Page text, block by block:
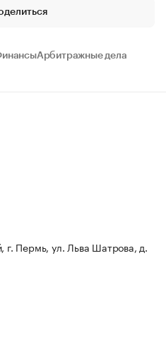
Арбитражные дела
г. Пермь, ул. Льва Шатрова, д.